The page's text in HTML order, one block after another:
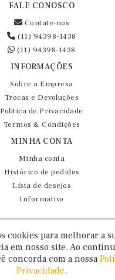
FALE CONOSCO
Contate-nos
(11) 94398-1438
(11) 94398-1438
INFORMAÇÕES
Sobre a Empresa
Trocas e Devoluções
Política de Privacidade
Termos & Condições
MINHA CONTA
Minha conta
Histórico de pedidos
Lista de desejos
Informativo
Cia Ltda - CNPJ: 60.458.825/0001-
47 - Brás - São Paulo / SP - CEP
cookies para melhorar a
em nosso site.Ao
concorda com a nossa
Privacidade.